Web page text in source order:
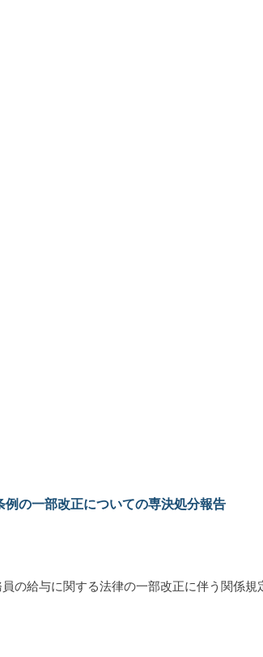
の一部改正についての専決処分報告
の給与に関する法律の一部改正に伴う関係規